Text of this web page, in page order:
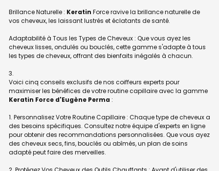
Brillance Naturelle : Keratin Force ravive la brillance naturelle de
vos cheveux, les laissant lustrés et éclatants de santé.
Adaptabilité à Tous les Types de Cheveux : Que vous ayez les
cheveux lisses, ondulés ou bouclés, cette gamme s'adapte à tous
les types de cheveux, offrant des bienfaits inégalés à chacun.
Voici cinq conseils exclusifs de nos coiffeurs experts pour
maximiser les bénéfices de votre routine capillaire avec la gamme
Keratin Force d'Eugène Perma :
1. Personnalisez Votre Routine Capillaire : Chaque type de cheveux a
des besoins spécifiques. Consultez notre équipe d'experts en ligne
pour obtenir des recommandations personnalisées. Que vous ayez
des cheveux secs, fins, bouclés ou abîmés, un plan de soins
adapté peut faire des merveilles.